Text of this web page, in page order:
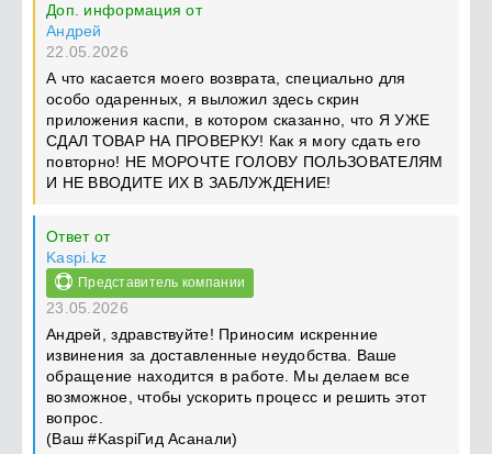
Доп. информация от
Андрей
22.05.2026
А что касается моего возврата, специально для
особо одаренных, я выложил здесь скрин
приложения каспи, в котором сказанно, что Я УЖЕ
СДАЛ ТОВАР НА ПРОВЕРКУ! Как я могу сдать его
повторно! НЕ МОРОЧТЕ ГОЛОВУ ПОЛЬЗОВАТЕЛЯМ
И НЕ ВВОДИТЕ ИХ В ЗАБЛУЖДЕНИЕ!
Ответ от
Kaspi.kz
Представитель компании
23.05.2026
Андрей, здравствуйте! Приносим искренние
извинения за доставленные неудобства. Ваше
обращение находится в работе. Мы делаем все
возможное, чтобы ускорить процесс и решить этот
вопрос.
(Ваш #KaspiГид Асанали)